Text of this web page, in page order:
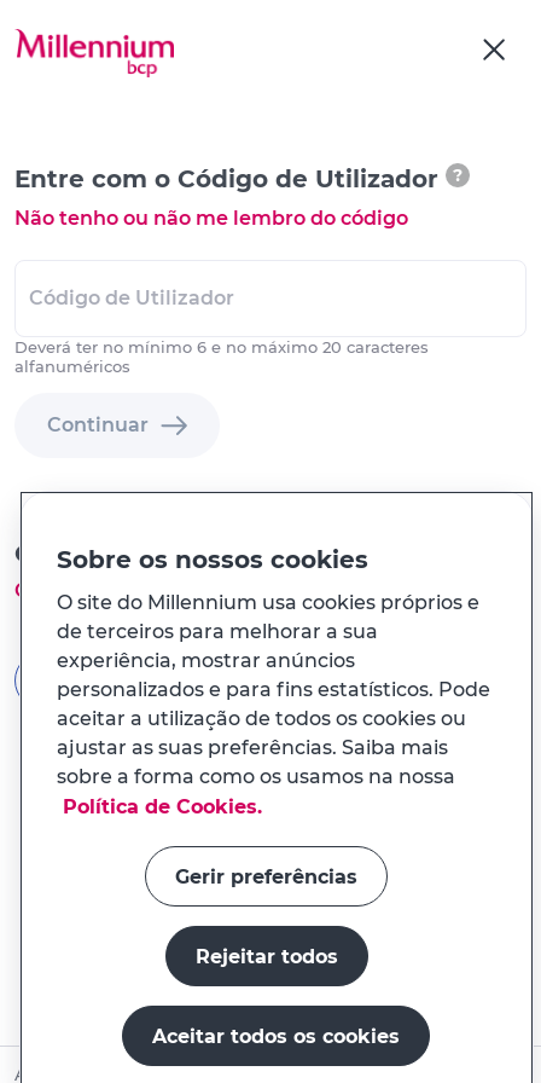
Entre com o Código de Utilizador
?
Não tenho ou não me lembro do código
Código de Utilizador
Deverá ter no mínimo 6 e no máximo 20 caracteres
alfanuméricos
Continuar
Ou com a Chave Móvel Digital
Como funciona?
AUTENTICAÇÃO GOV.PT
Ainda não é Cliente? Abrir conta online
Sobre os nossos cookies
O site do Millennium usa cookies próprios e
de terceiros para melhorar a sua
experiência, mostrar anúncios
personalizados e para fins estatísticos. Pode
aceitar a utilização de todos os cookies ou
ajustar as suas preferências. Saiba mais
sobre a forma como os usamos na nossa
Política de Cookies.
Gerir preferências
Rejeitar todos
Aceitar todos os cookies